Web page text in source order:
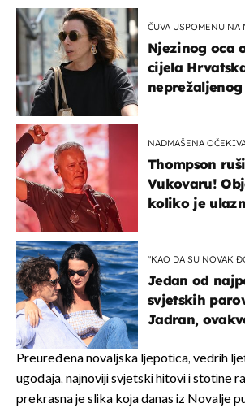
ČUVA USPOMENU NA
Njezinog oca
cijela
NADMAŠENA
Thompson
Vukovaru!
koliko je
"KAO DA SU NOVAK
Jedan od
svjetskih
Jadran,
Preuređena novaljska ljepotica, vedrih
ugođaja, najnoviji svjetski hitovi i stotine
prekrasna je slika koja danas iz Novalje